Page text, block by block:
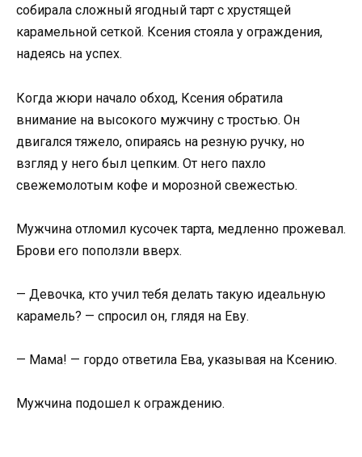
собирала сложный ягодный тарт с хрустящей
карамельной сеткой. Ксения стояла у ограждения,
надеясь на успех.
Когда жюри начало обход, Ксения обратила
внимание на высокого мужчину с тростью. Он
двигался тяжело, опираясь на резную ручку, но
взгляд у него был цепким. От него пахло
свежемолотым кофе и морозной свежестью.
Мужчина отломил кусочек тарта, медленно прожевал.
Брови его поползли вверх.
— Девочка, кто учил тебя делать такую идеальную
карамель? — спросил он, глядя на Еву.
— Мама! — гордо ответила Ева, указывая на Ксению.
Мужчина подошел к ограждению.